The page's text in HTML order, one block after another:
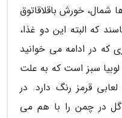
شمال، خورش باقلاقاتوق
که البته این دو غذا،
که در ادامه می خوانید
سبز است که به علت
قرمز رنگ دارد. در
در چمن را با هم می